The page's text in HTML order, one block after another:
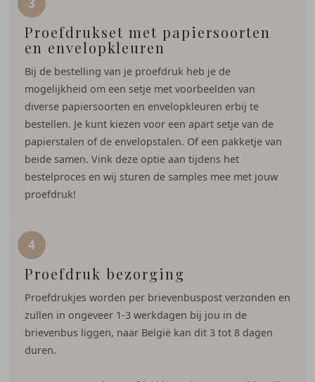
Proefdrukset met papiersoorten
en envelopkleuren
Bij de bestelling van je proefdruk heb je de
mogelijkheid om een setje met voorbeelden van
diverse papiersoorten en envelopkleuren erbij te
bestellen. Je kunt kiezen voor een apart setje van de
papierstalen of de envelopstalen. Of een pakketje van
beide samen. Vink deze optie aan tijdens het
bestelproces en wij sturen de samples mee met jouw
proefdruk!
Proefdruk bezorging
Proefdrukjes worden per brievenbuspost verzonden en
zullen in ongeveer 1-3 werkdagen bij jou in de
brievenbus liggen, naar België kan dit 3 tot 8 dagen
duren.